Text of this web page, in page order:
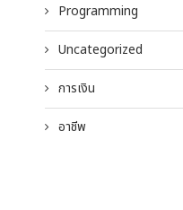
Programming
Uncategorized
การเงิน
อาชีพ